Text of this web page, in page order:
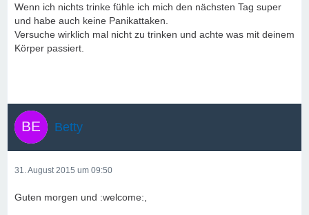
Wenn ich nichts trinke fühle ich mich den nächsten Tag super
und habe auch keine Panikattaken.
Versuche wirklich mal nicht zu trinken und achte was mit deinem
Körper passiert.
Betty
31. August 2015 um 09:50
Guten morgen und :welcome:,